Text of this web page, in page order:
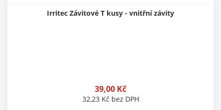
Irritec Závitové T kusy - vnitřní závity
39,00 Kč
32,23 Kč bez DPH